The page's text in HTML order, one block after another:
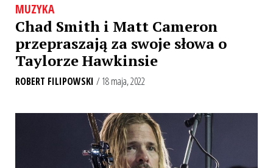
MUZYKA
Chad Smith i Matt Cameron
przepraszają za swoje słowa o
Taylorze Hawkinsie
ROBERT FILIPOWSKI / 18 maja, 2022